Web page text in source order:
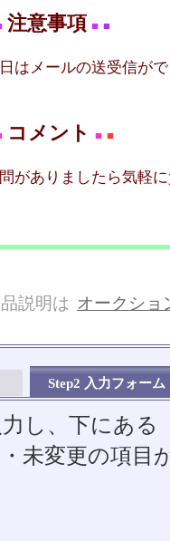
注意事項 ■ ■
はメールの送受信が
コメント ■ ■
がありましたら気軽
説明は オークショ
Step2 入力フォーム
し、下にあ
未変更の項目